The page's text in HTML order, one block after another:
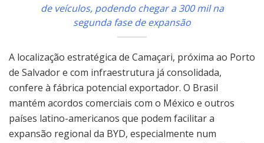
de veículos, podendo chegar a 300 mil na
segunda fase de expansão
A localização estratégica de Camaçari, próxima ao Porto
de Salvador e com infraestrutura já consolidada,
confere à fábrica potencial exportador. O Brasil
mantém acordos comerciais com o México e outros
países latino-americanos que podem facilitar a
expansão regional da BYD, especialmente num